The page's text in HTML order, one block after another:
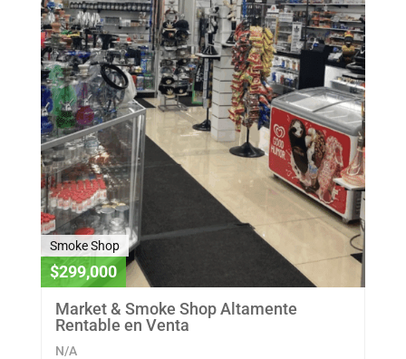
Smoke Shop
$299,000
Market & Smoke Shop Altamente
Rentable en Venta
N/A